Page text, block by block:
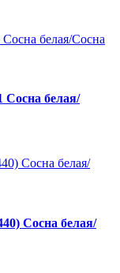
Сосна белая/
Сосна белая/